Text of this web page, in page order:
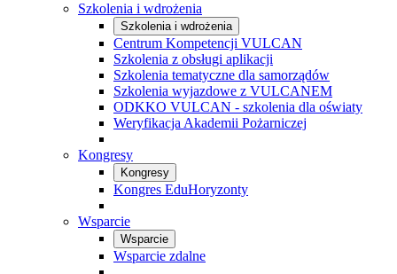
Szkolenia i wdrożenia
Szkolenia i wdrożenia
Centrum Kompetencji VULCAN
Szkolenia z obsługi aplikacji
Szkolenia tematyczne dla samorządów
Szkolenia wyjazdowe z VULCANEM
ODKKO VULCAN - szkolenia dla oświaty
Weryfikacja Akademii Pożarniczej
Kongresy
Kongresy
Kongres EduHoryzonty
Wsparcie
Wsparcie
Wsparcie zdalne